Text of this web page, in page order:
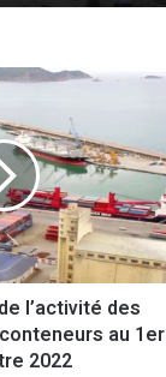
l’activité des
au 1er
2022